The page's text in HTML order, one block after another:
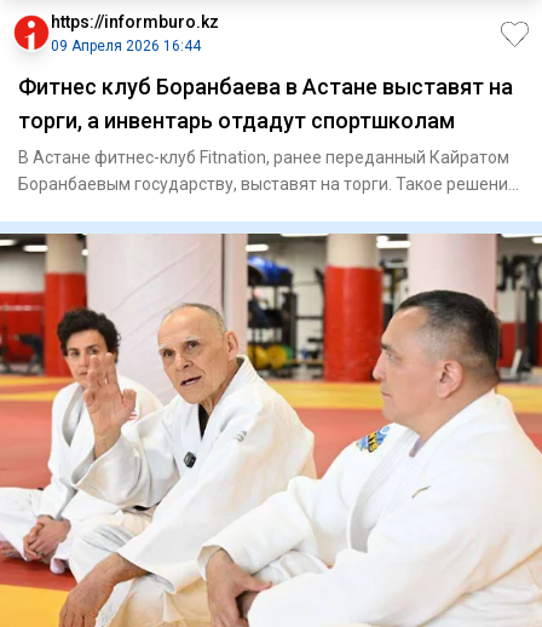
https://informburo.kz
09 Апреля 2026 16:44
Фитнес клуб Боранбаева в Астане выставят на
торги, а инвентарь отдадут спортшколам
В Астане фитнес-клуб Fitnation, ранее переданный Кайратом
Боранбаевым государству, выставят на торги. Такое решение